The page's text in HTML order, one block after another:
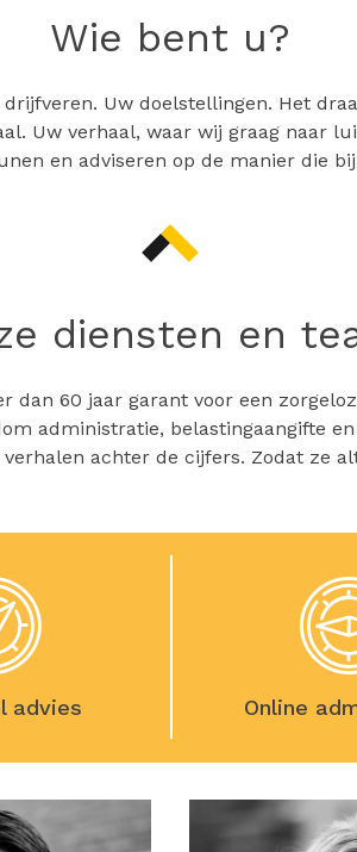
Wie bent u?
Uw doelstellingen. Het
Uw verhaal, waar wij graag naar
en adviseren op de manier die
diensten en
dan 60 jaar garant voor een
administratie, belastingaangifte
achter de cijfers. Zodat ze
advies Online